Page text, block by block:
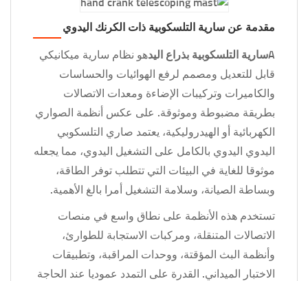
مقدمة عن سارية التلسكوبية ذات الكرنك اليدوي
Aسارية التلسكوبية بذراع اليدهو نظام سارية ميكانيكي
قابل للتعديل ومصمم لرفع الهوائيات والحساسات
والكاميرات وتركيبات الإضاءة ومعدات الاتصالات
بطريقة مضبوطة وموثوقة. على عكس أنظمة الصواري
الكهربائية أو الهيدروليكية، يعتمد صاري التلسكوبي
اليدوي اليدوي بالكامل على التشغيل اليدوي، مما يجعله
موثوقا للغاية في البيئات التي تتطلب توفر الطاقة،
وبساطة الصيانة، وسلامة التشغيل أمرا بالغ الأهمية.
تستخدم هذه الأنظمة على نطاق واسع في منصات
الاتصالات المتنقلة، ومركبات الاستجابة للطوارئ،
وأنظمة البث المؤقتة، ووحدات المراقبة، وتطبيقات
الاختبار الميداني. القدرة على التمدد عموديا عند الحاجة